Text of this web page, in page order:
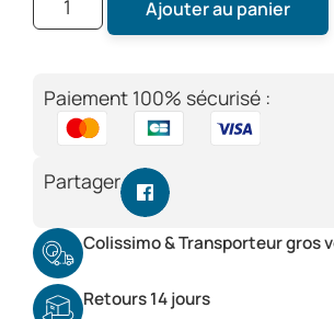
Ajouter au panier
Paiement 100% sécurisé :
Partager
Colissimo & Transporteur gros
Retours 14 jours